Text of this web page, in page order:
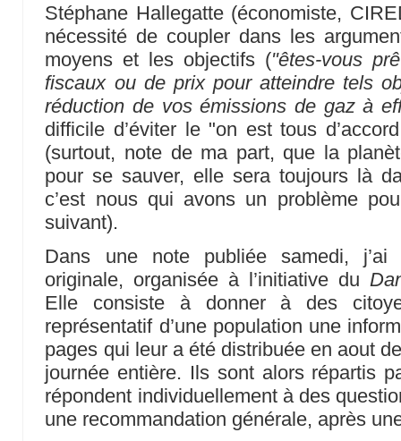
Stéphane Hallegatte (économiste,
nécessité de coupler dans les
moyens et les objectifs ("êtes-vous
fiscaux ou de prix pour atteindre tels
réduction de vos émissions de gaz à
difficile d’éviter le "on est tous
(surtout, note de ma part, que la
pour se sauver, elle sera toujours là
c’est nous qui avons un problème
suivant).
Dans une note publiée samedi, j’ai
originale, organisée à l’initiative du
Elle consiste à donner à des
représentatif d’une population une
pages qui leur a été distribuée en aout
journée entière. Ils sont alors répartis
répondent individuellement à des
une recommandation générale, après